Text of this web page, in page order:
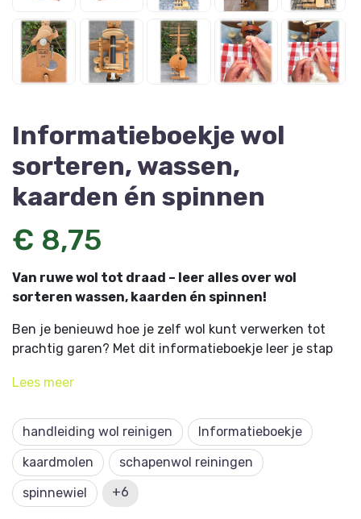
Informatieboekje wol
sorteren, wassen,
kaarden én spinnen
€ 8,75
Van ruwe wol tot draad – leer alles over wol
sorteren wassen, kaarden én spinnen!
Ben je benieuwd hoe je zelf wol kunt verwerken tot
prachtig garen? Met dit informatieboekje leer je stap
20 pagina’s vol informatie is dit boekje een onmisbare
uitleg en voorbeeldfoto’s
Inhoudsopgave
*Inleiding
*De schapenvacht
Lees meer
handleiding wol reinigen
Informatieboekje
kaardmolen
schapenwol reiningen
spinnewiel
+6